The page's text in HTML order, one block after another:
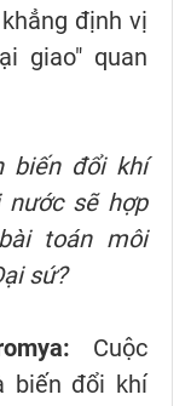
định vị
giao" quan
biến đổi khí
nước sẽ hợp
toán môi
sứ?
Cuộc
biến đổi khí